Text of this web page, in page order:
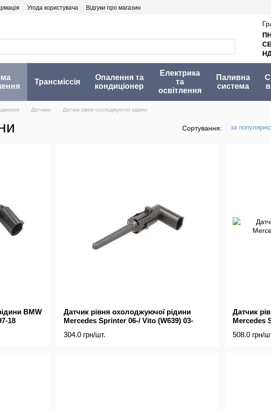
Угода користувача Відгуки про магазин
Трансміссія
Опалення та
кондиціонер
Електрика
та
освітлення
Паливна
система
Датчики Датчик рівня охолоджуючої рідини
Сортування: за
BMW
18
Датчик рівня охолоджуючої рідини
Mercedes Sprinter 06-/ Vito (W639) 03-
304.0 грн/шт.
Датчик
Mercedes
508.0 грн/